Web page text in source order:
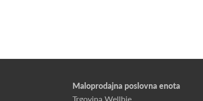
Maloprodajna poslovna enota
Trgovina Wellbie